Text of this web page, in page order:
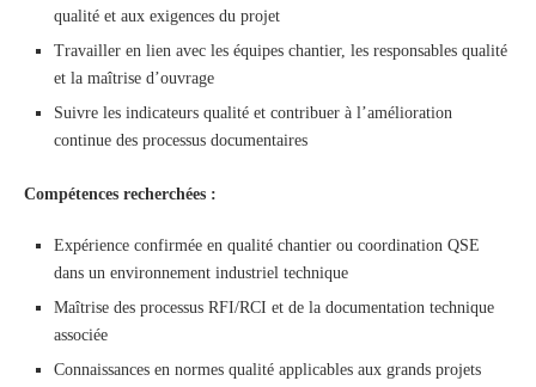
qualité et aux exigences du projet
Travailler en lien avec les équipes chantier, les responsables qualité
et la maîtrise d’ouvrage
Suivre les indicateurs qualité et contribuer à l’amélioration
continue des processus documentaires
Compétences recherchées :
Expérience confirmée en qualité chantier ou coordination QSE
dans un environnement industriel technique
Maîtrise des processus RFI/RCI et de la documentation technique
associée
Connaissances en normes qualité applicables aux grands projets